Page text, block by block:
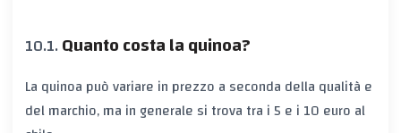
Quanto costa la quinoa?
La quinoa può variare in prezzo a seconda della qualità e
del marchio, ma in generale si trova tra i 5 e i 10 euro al